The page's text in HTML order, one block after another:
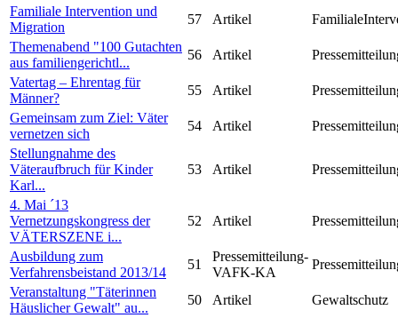
Familiale Intervention und
Migration
57 Artikel
Themenabend "100 Gutachten
aus familiengerichtl...
56 Artikel
Vatertag – Ehrentag für
Männer?
55 Artikel
Gemeinsam zum Ziel: Väter
vernetzen sich
54 Artikel
Stellungnahme des
Väteraufbruch für Kinder
Karl...
53 Artikel
4. Mai ´13
Vernetzungskongress der
VÄTERSZENE i...
52 Artikel
Ausbildung zum
Verfahrensbeistand 2013/14
51
Pressemitteilung-
VAFK-KA
Veranstaltung "Täterinnen
Häuslicher Gewalt" au...
50 Artikel
Gewaltschutz